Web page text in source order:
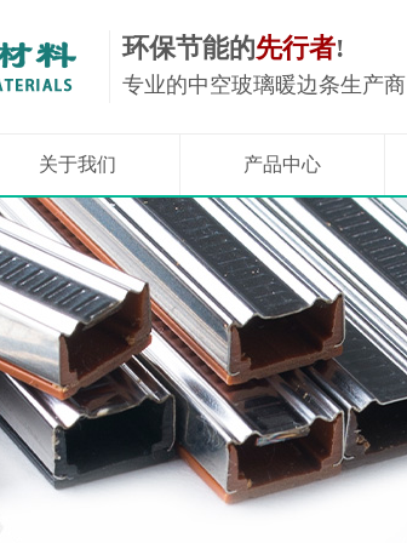
环保节能的先行者!
专业的中空玻璃暖边条生产商
关于我们 产品中心